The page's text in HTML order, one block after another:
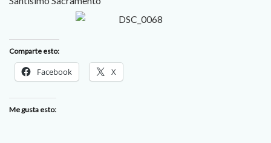
Comparte esto:
Facebook X
Me gusta esto: